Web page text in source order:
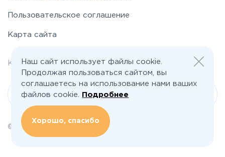
Пользовательское соглашение
Карта сайта
Контакты: welcome@poselkino.ru
Написать нам
© 2026 Все права защищены | poselkino.ru
ИП Маслов Дмитрий Валерьевич
Наш сайт использует файлы cookie.
Продолжая пользоваться сайтом, вы
соглашаетесь на использование нами ваших
файлов cookie.
Подробнее
Хорошо, спасибо